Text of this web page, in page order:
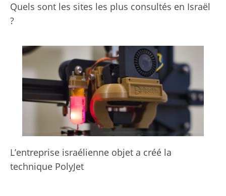
Quels sont les sites les plus consultés en Israël
?
L’entreprise israélienne objet a créé la
technique PolyJet